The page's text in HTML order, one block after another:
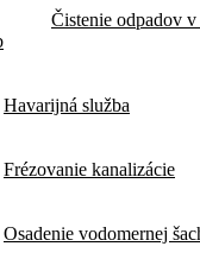
Čistenie odpadov v
Havarijná služba
Frézovanie kanalizácie
Osadenie vodomernej